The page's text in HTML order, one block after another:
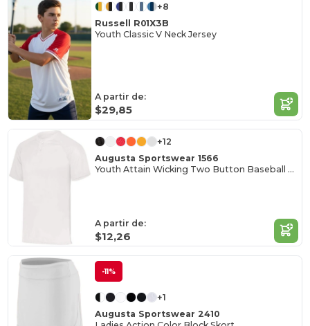
+8
Russell R01X3B
Youth Classic V Neck Jersey
A partir de:
$29,85
+12
Augusta Sportswear 1566
Youth Attain Wicking Two Button Baseball Jersey
A partir de:
$12,26
-11%
+1
Augusta Sportswear 2410